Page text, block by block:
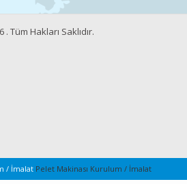
. Tüm Hakları Saklıdır.
/ İmalatPelet Makinası Kurulum / İmalat